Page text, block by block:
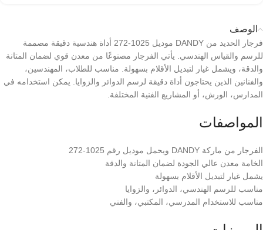
الوصف
فرجار الحديد من DANDY موديل 1025-272 أداة هندسية دقيقة مصممة
للرسم والقياس الهندسي. يأتي الفرجار مصنوعًا من معدن قوي لضمان المتانة
والدقة، ويشمل غيار لتبديل الأقلام بسهولة. مناسب للطلاب، المهندسين،
والفنانين الذين يحتاجون أداة دقيقة لرسم الدوائر والزوايا. يمكن استخدامه في
المدارس، الورش، أو المشاريع الفنية المختلفة.
المواصفات
الفرجار من ماركة DANDY ويحمل موديل رقم 1025-272
الخامة معدن عالي الجودة لضمان المتانة والدقة
يشمل غيار لتبديل الأقلام بسهولة
مناسب للرسم الهندسي، الدوائر، والزوايا
مناسب للاستخدام المدرسي، المكتبي، والفني